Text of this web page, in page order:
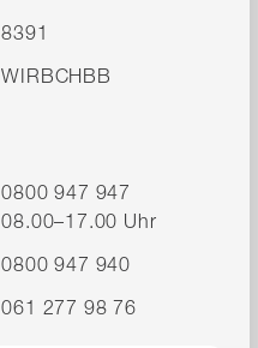
8391
WIRBCHBB
0800 947 947
08.00–17.00 Uhr
0800 947 940
061 277 98 76